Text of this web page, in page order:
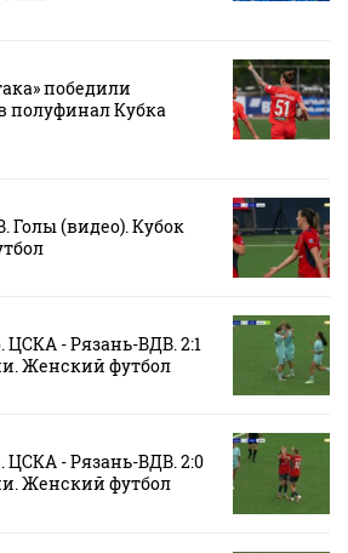
победили
полуфинал Кубка
Голы (видео). Кубок
- Рязань-ВДВ. 2:1
Женский футбол
ЦСКА - Рязань-ВДВ. 2:0
Женский футбол